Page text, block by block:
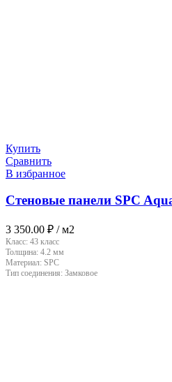
Купить
Сравнить
В избранное
Стеновые панели SPC
3 350.00 ₽ / м2
Класс: 43 класс
Толщина: 4.2 мм
Материал: SPC
Тип соединения: Замковое